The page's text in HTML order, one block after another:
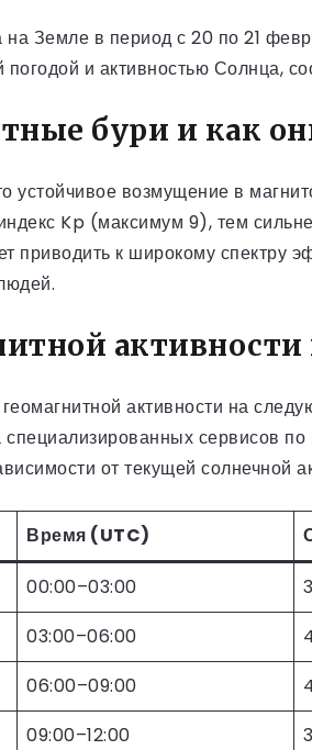
на Земле в период с 20 по 21
и активностью Солнца,
бури и как
устойчивое возмущение в
Kp (максимум 9), тем
приводить к широкому спектру
активности
активности на
специализированных сервисов
от текущей солнечной
Время (UTC)
00:00–03:00 3
03:00–06:00
06:00–09:00
09:00–12:00
3